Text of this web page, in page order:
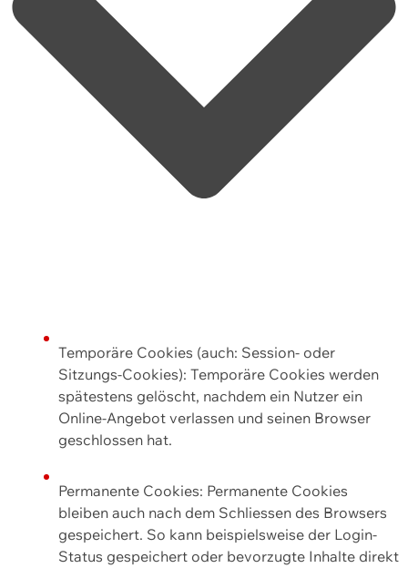
Temporäre Cookies (auch: Session- oder
Sitzungs-Cookies): Temporäre Cookies werden
spätestens gelöscht, nachdem ein Nutzer ein
Online-Angebot verlassen und seinen Browser
geschlossen hat.
Permanente Cookies: Permanente Cookies
bleiben auch nach dem Schliessen des Browsers
gespeichert. So kann beispielsweise der Login-
Status gespeichert oder bevorzugte Inhalte direkt